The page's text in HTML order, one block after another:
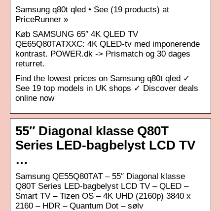
Samsung q80t qled • See (19 products) at
PriceRunner »
Køb SAMSUNG 65″ 4K QLED TV
QE65Q80TATXXC: 4K QLED-tv med imponerende
kontrast. POWER.dk -> Prismatch og 30 dages
returret.
Find the lowest prices on Samsung q80t qled ✓
See 19 top models in UK shops ✓ Discover deals
online now
55″ Diagonal klasse Q80T
Series LED-bagbelyst LCD TV
…
Samsung QE55Q80TAT – 55″ Diagonal klasse
Q80T Series LED-bagbelyst LCD TV – QLED –
Smart TV – Tizen OS – 4K UHD (2160p) 3840 x
2160 – HDR – Quantum Dot – sølv